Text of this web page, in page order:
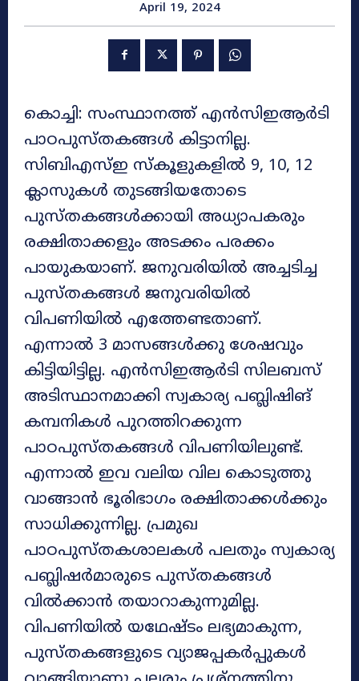
April 19, 2024
കൊച്ചി: സംസ്ഥാനത്ത് എൻസിഇആർടി
പാഠപുസ്തകങ്ങൾ കിട്ടാനില്ല.
സിബിഎസ്ഇ സ്കൂളുകളിൽ 9, 10, 12
ക്ലാസുകൾ തുടങ്ങിയതോടെ
പുസ്തകങ്ങൾക്കായി അധ്യാപകരും
രക്ഷിതാക്കളും അടക്കം പരക്കം
പായുകയാണ്. ജനുവരിയിൽ അച്ചടിച്ച
പുസ്തകങ്ങൾ ജനുവരിയിൽ
വിപണിയിൽ എത്തേണ്ടതാണ്.
എന്നാൽ 3 മാസങ്ങൾക്കു ശേഷവും
കിട്ടിയിട്ടില്ല. എൻസിഇആർടി സിലബസ്
അടിസ്ഥാനമാക്കി സ്വകാര്യ പബ്ലിഷിങ്
കമ്പനികൾ പുറത്തിറക്കുന്ന
പാഠപുസ്തകങ്ങൾ വിപണിയിലുണ്ട്.
എന്നാൽ ഇവ വലിയ വില കൊടുത്തു
വാങ്ങാൻ ഭൂരിഭാഗം രക്ഷിതാക്കൾക്കും
സാധിക്കുന്നില്ല. പ്രമുഖ
പാഠപുസ്തകശാലകൾ പലതും സ്വകാര്യ
പബ്ലിഷർമാരുടെ പുസ്തകങ്ങൾ
വിൽക്കാൻ തയാറാകുന്നുമില്ല.
വിപണിയിൽ യഥേഷ്ടം ലഭ്യമാകുന്ന,
പുസ്തകങ്ങളുടെ വ്യാജപ്പകർപ്പുകൾ